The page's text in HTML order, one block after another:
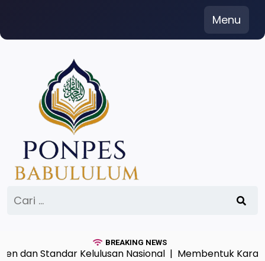
content
Menu
untuk:
BREAKING NEWS
Standar Kelulusan Nasional |Membentuk Karakter